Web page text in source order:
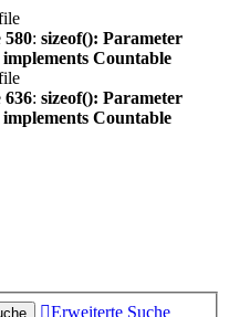
580: sizeof(): Parameter
Countable
636: sizeof(): Parameter
Countable
Erweiterte Suche